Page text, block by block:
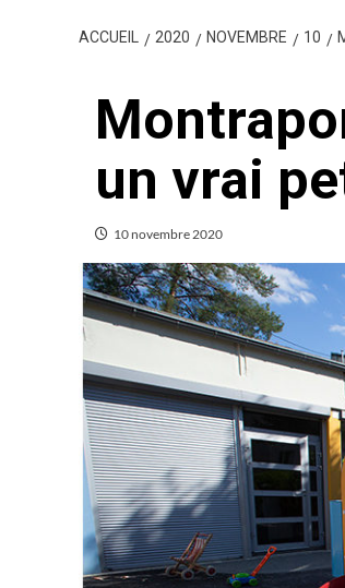
ACCUEIL 2020 NOVEMBRE 10
un vrai
10 novembre 2020